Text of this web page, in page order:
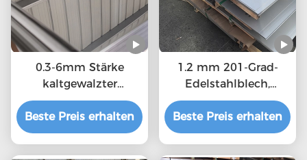
0.3-6mm Stärke
kaltgewalzter
Edelstahlblech MTC,
ISO-Bescheinigung
Beste Preis erhalten
1.2 mm 201-Grad-
Edelstahlblech,
langlebige
warmgewalzte
Stahlplatte kaufen
Beste Preis erhalten